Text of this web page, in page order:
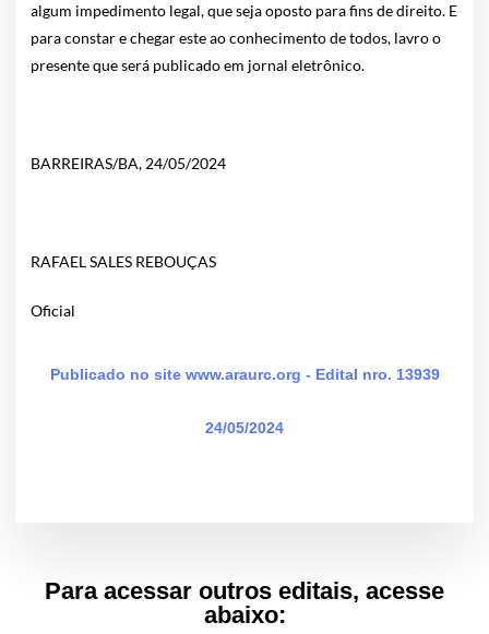
algum impedimento legal, que seja oposto para fins de direito. E
para constar e chegar este ao conhecimento de todos, lavro o
presente que será publicado em jornal eletrônico.
BARREIRAS/BA, 24/05/2024
RAFAEL SALES REBOUÇAS
Oficial
Publicado no site www.araurc.org - Edital nro. 13939
24/05/2024
Para acessar outros editais, acesse
abaixo: